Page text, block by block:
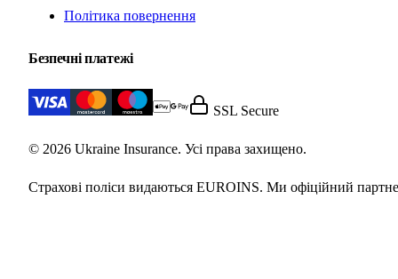
Політика повернення
Безпечні платежі
SSL Secure
© 2026 Ukraine Insurance. Усі права захищено.
Страхові поліси видаються EUROINS. Ми офіційний